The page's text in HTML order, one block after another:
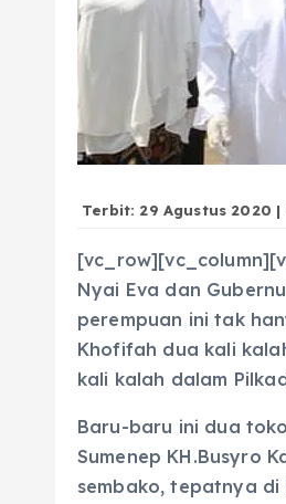
Terbit: 29 Agustus 2020 |
Nyai Eva dan
perempuan ini tak
Khofifah dua kali
kali kalah dalam
Baru-baru ini dua
Sumenep KH.Busyro
sembako, tepatnya di